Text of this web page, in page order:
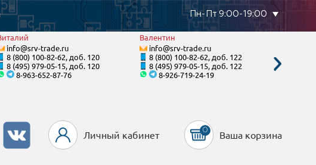
Пн-Пт 9:00-19:00
info@srv-trade.ru
8 (800) 100-82-62, доб. 120
8 (495) 979-05-15, доб. 120
8-963-652-87-76
Валентин
info@srv-trade.ru
8 (800) 100-82-62, доб. 122
8 (495) 979-05-15, доб. 122
8-926-719-24-19
Личный кабинет 0 Ваша корзина